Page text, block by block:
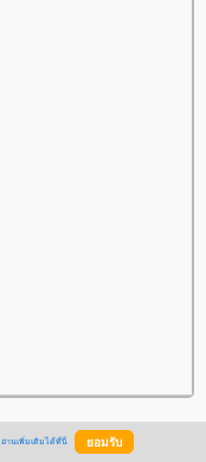
อ่านเพิ่มเติมได้ที่นี่